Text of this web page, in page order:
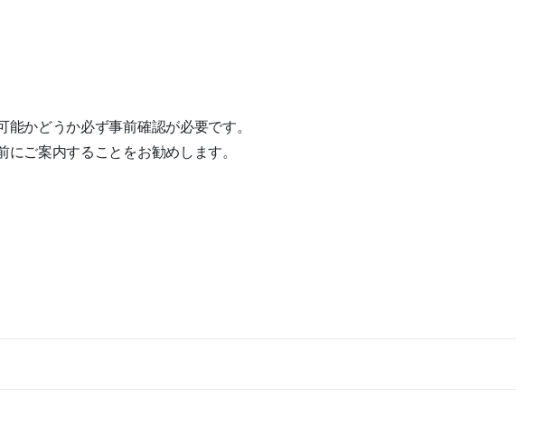
かどうか必ず事前確認が必要です。
ご案内することをお勧めします。